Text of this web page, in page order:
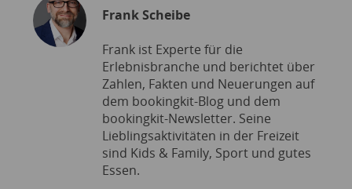
Frank Scheibe
Frank ist Experte für die
Erlebnisbranche und berichtet über
Zahlen, Fakten und Neuerungen auf
dem bookingkit-Blog und dem
bookingkit-Newsletter. Seine
Lieblingsaktivitäten in der Freizeit
sind Kids & Family, Sport und gutes
Essen.